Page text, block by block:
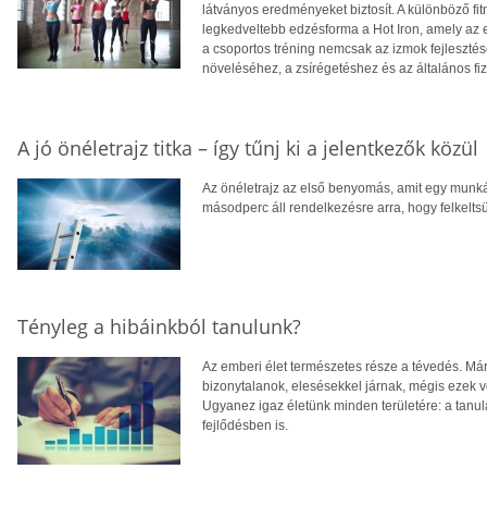
látványos eredményeket biztosít. A különböző
legkedveltebb edzésforma a Hot Iron, amely
a csoportos tréning nemcsak az izmok
növeléséhez, a zsírégetéshez és az általános
A jó önéletrajz titka – így tűnj ki a jelentkezők közül
Az önéletrajz az első benyomás, amit egy
másodperc áll rendelkezésre arra, hogy
Tényleg a hibáinkból tanulunk?
Az emberi élet természetes része a tévedés.
bizonytalanok, elesésekkel járnak, mégis ezek
Ugyanez igaz életünk minden területére: a
fejlődésben is.